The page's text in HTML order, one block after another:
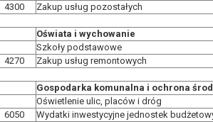
4300
Zakup usług pozostałych
Oświata i wychowanie
Szkoły podstawowe
4270
Zakup usług remontowych
Gospodarka komunalna i ochrona
Oświetlenie ulic, placów i dróg
6050
Wydatki inwestycyjne jednostek